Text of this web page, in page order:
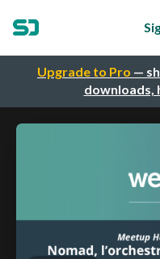
Upgrade to Pro —
downloads,